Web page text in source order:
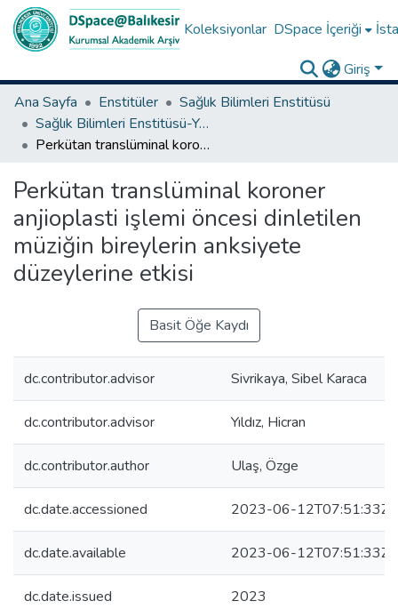
Koleksiyonlar DSpace İçeriği
Giriş
Ana Sayfa
Enstitüler
Sağlık Bilimleri Enstitüsü
Sağlık Bilimleri Enstitüsü-Yüksek Lisans Tezleri
Perkütan translüminal koroner anjioplasti işlemi öncesi dinletilen müziğin bireylerin anksiyete düzeylerine etkisi
Perkütan translüminal koroner
anjioplasti işlemi öncesi dinletilen
müziğin bireylerin anksiyete
düzeylerine etkisi
Basit Öğe Kaydı
dc.contributor.advisor Sivrikaya, Sibel Karaca
dc.contributor.advisor Yıldız, Hicran
dc.contributor.author Ulaş, Özge
dc.date.accessioned 2023-06-12T07:51:33Z
dc.date.available 2023-06-12T07:51:33Z
dc.date.issued 2023